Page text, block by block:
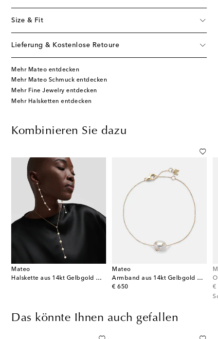
Size & Fit
Lieferung & Kostenlose Retoure
Mehr Mateo entdecken
Mehr Mateo Schmuck entdecken
Mehr Fine Jewelry entdecken
Mehr Halsketten entdecken
Kombinieren Sie dazu
Mateo
Halskette aus 14kt Gelbgold mit Diamanten und Perlen
Mateo
Armband aus 14kt Gelbgold mit Diamanten und Barockperle
€ 650
original price €
Das könnte Ihnen auch gefallen